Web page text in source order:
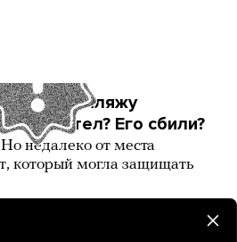
по пляжу
он летел? Его сбили?
недалеко от места
который могла защищать